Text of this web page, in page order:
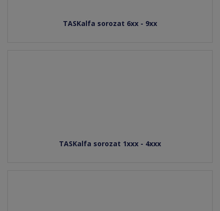
TASKalfa sorozat 6xx - 9xx
TASKalfa sorozat 1xxx - 4xxx